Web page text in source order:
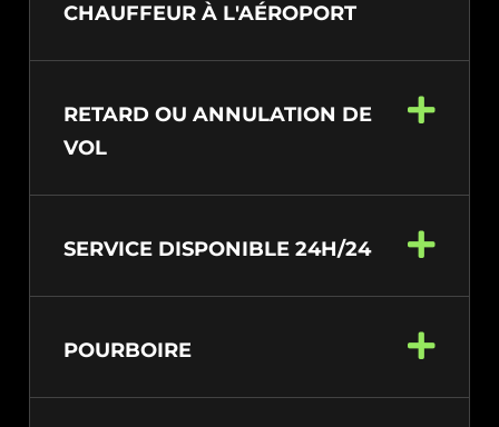
CHAUFFEUR À L'AÉROPORT
RETARD OU ANNULATION DE
VOL
SERVICE DISPONIBLE 24H/24
POURBOIRE